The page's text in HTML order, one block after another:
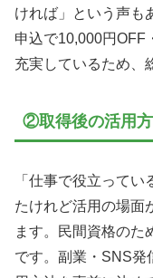
ければ」という声も
申込で10,000円OFF
充実しているため、
②取得後の活用
「仕事で役立って
たけれど活用の場面
ます。民間資格のた
です。副業・SNS発